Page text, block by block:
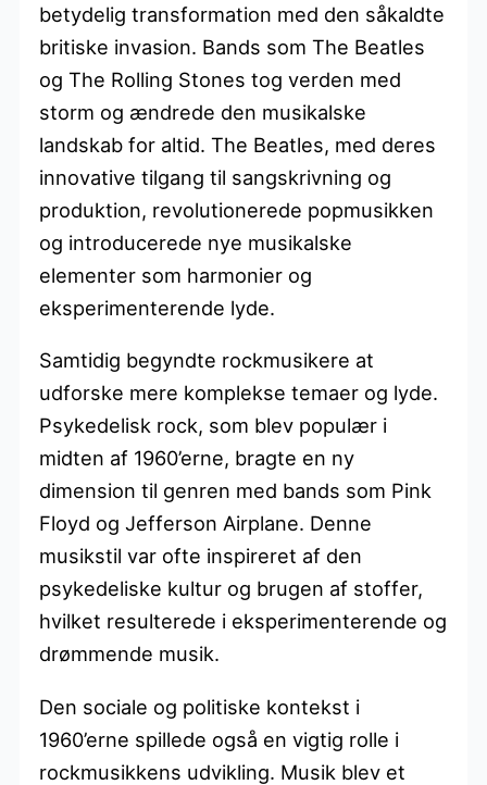
betydelig transformation med den såkaldte
britiske invasion. Bands som The Beatles
og The Rolling Stones tog verden med
storm og ændrede den musikalske
landskab for altid. The Beatles, med deres
innovative tilgang til sangskrivning og
produktion, revolutionerede popmusikken
og introducerede nye musikalske
elementer som harmonier og
eksperimenterende lyde.
Samtidig begyndte rockmusikere at
udforske mere komplekse temaer og lyde.
Psykedelisk rock, som blev populær i
midten af 1960’erne, bragte en ny
dimension til genren med bands som Pink
Floyd og Jefferson Airplane. Denne
musikstil var ofte inspireret af den
psykedeliske kultur og brugen af stoffer,
hvilket resulterede i eksperimenterende og
drømmende musik.
Den sociale og politiske kontekst i
1960’erne spillede også en vigtig rolle i
rockmusikkens udvikling. Musik blev et